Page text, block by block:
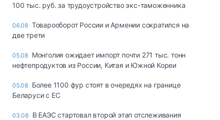
100 тыс. руб. за трудоустройство экс-таможенника
06.08 Товарооборот России и Армении сократился на
две трети
05.08 Монголия ожидает импорт почти 271 тыс. тонн
нефтепродуктов из России, Китая и Южной Кореи
05.08 Более 1100 фур стоят в очередях на границе
Беларуси с ЕС
03.08 В ЕАЭС стартовал второй этап отслеживания